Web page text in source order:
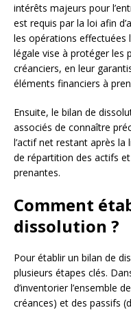
intérêts majeurs pour
est requis par la loi afin
les opérations effectuées
légale vise à protéger les
créanciers, en leur
éléments financiers à
Ensuite, le bilan de
associés de connaître
l’actif net restant après la
de répartition des actifs
prenantes.
Comment
dissolution ?
Pour établir un bilan de
plusieurs étapes clés.
d’inventorier l’ensemble
créances) et des passifs